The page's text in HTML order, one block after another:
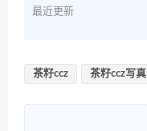
最近更新
茶籽ccz 茶籽ccz写